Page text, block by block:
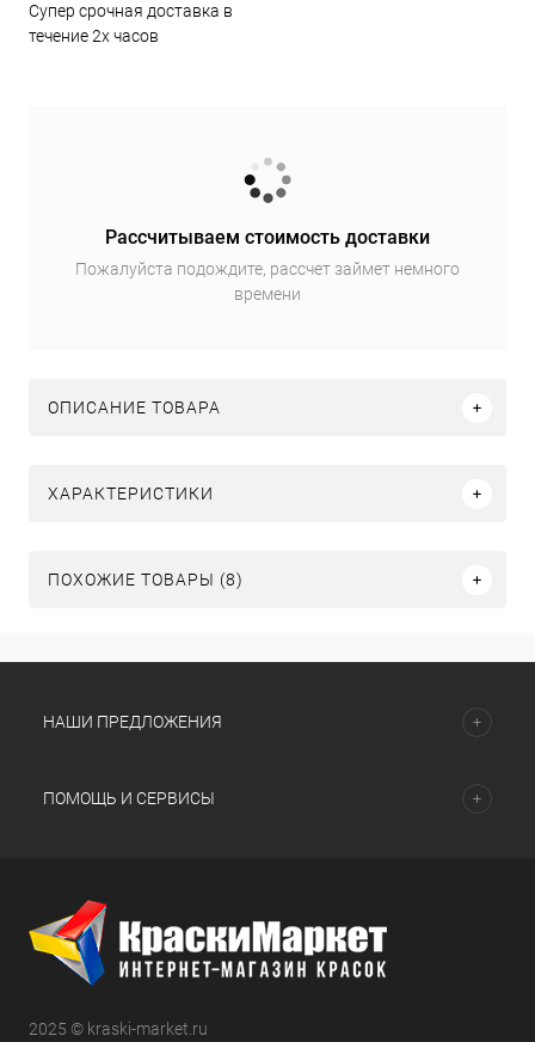
Супер срочная доставка в
течение 2х часов
Рассчитываем стоимость доставки
Пожалуйста подождите, рассчет займет немного
времени
ОПИСАНИЕ ТОВАРА
ХАРАКТЕРИСТИКИ
ПОХОЖИЕ ТОВАРЫ (8)
НАШИ ПРЕДЛОЖЕНИЯ
ПОМОЩЬ И СЕРВИСЫ
2025 © kraski-market.ru